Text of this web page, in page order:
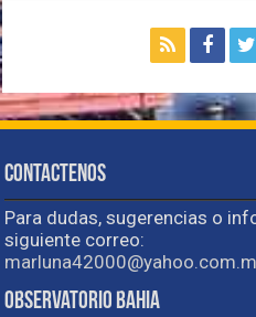
Contactenos
Para dudas, sugerencias o
siguiente correo:
Observatorio Bahia